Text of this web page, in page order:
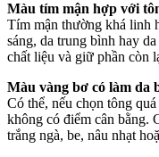
Màu tím mận hợp với
Tím mận thường khá linh
sáng, da trung bình hay
chất liệu và giữ phần còn
Màu vàng bơ có làm da
Có thể, nếu chọn tông
không có điểm cân bằng.
trắng ngà, be, nâu nhạt